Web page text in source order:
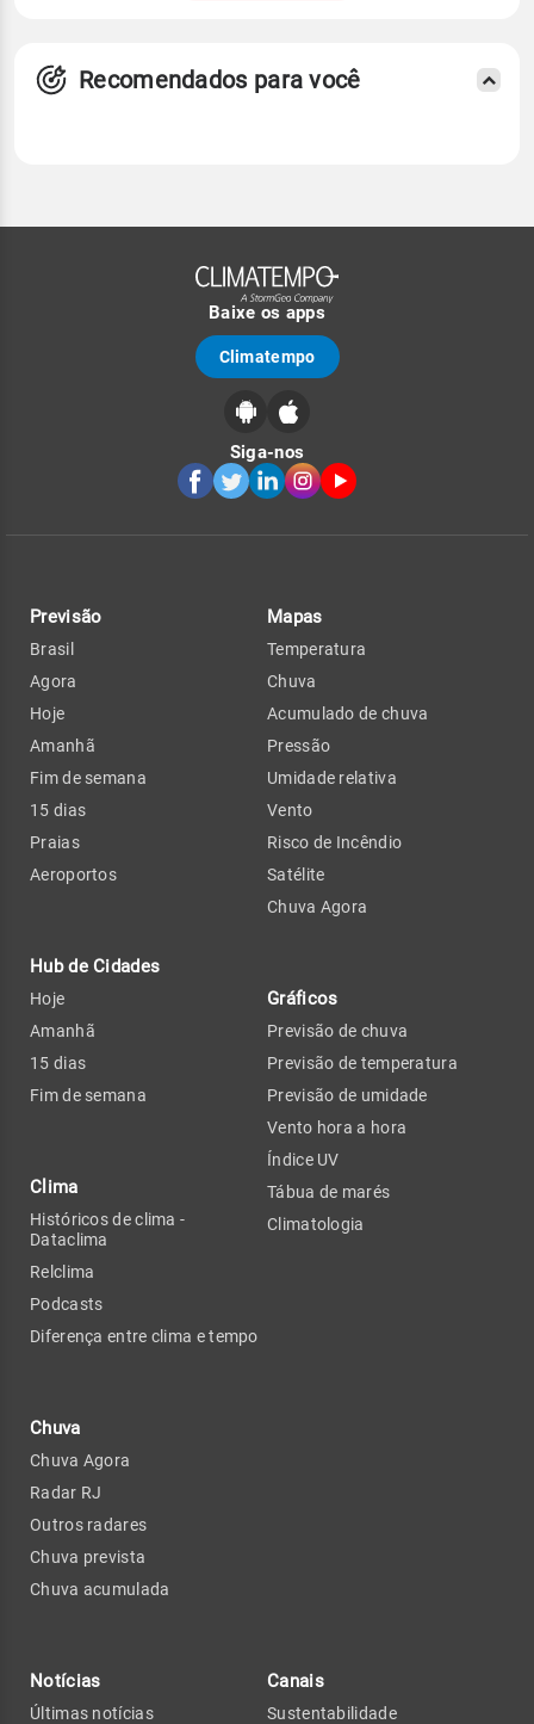
Recomendados para você
Baixe os apps
Climatempo
Siga-nos
Previsão
Brasil
Agora
Hoje
Amanhã
Fim de semana
15 dias
Praias
Aeroportos
Hub de Cidades
Hoje
Amanhã
15 dias
Fim de semana
Clima
Históricos de clima -
Dataclima
Relclima
Podcasts
Diferença entre clima e tempo
Chuva
Chuva Agora
Radar RJ
Outros radares
Chuva prevista
Chuva acumulada
Mapas
Temperatura
Chuva
Acumulado de chuva
Pressão
Umidade relativa
Vento
Risco de Incêndio
Satélite
Chuva Agora
Gráficos
Previsão de chuva
Previsão de temperatura
Previsão de umidade
Vento hora a hora
Índice UV
Tábua de marés
Climatologia
Notícias
Últimas notícias
Canais
Sustentabilidade